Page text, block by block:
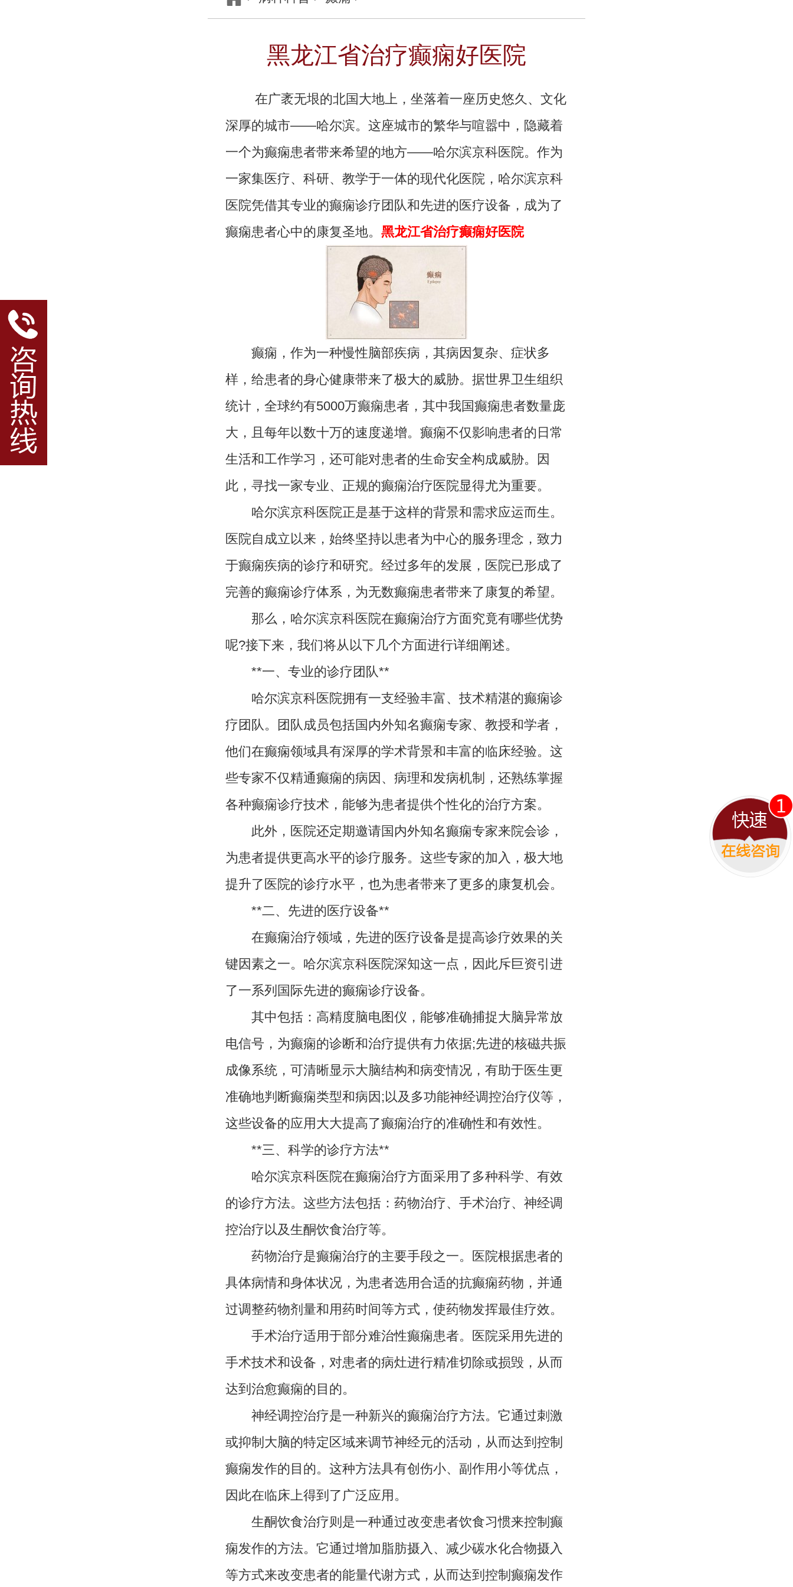
黑龙江省治疗癫痫好医院
在广袤无垠的北国大地上，坐落着一座历史悠久、文化
深厚的城市——哈尔滨。这座城市的繁华与喧嚣中，隐藏着
一个为癫痫患者带来希望的地方——哈尔滨京科医院。作为
一家集医疗、科研、教学于一体的现代化医院，哈尔滨京科
医院凭借其专业的癫痫诊疗团队和先进的医疗设备，成为了
癫痫患者心中的康复圣地。 黑龙江省治疗癫痫好医院
癫痫，作为一种慢性脑部疾病，其病因复杂、症状多
样，给患者的身心健康带来了极大的威胁。据世界卫生组织
统计，全球约有5000万癫痫患者，其中我国癫痫患者数量庞
大，且每年以数十万的速度递增。癫痫不仅影响患者的日常
生活和工作学习，还可能对患者的生命安全构成威胁。因
此，寻找一家专业、正规的癫痫治疗医院显得尤为重要。
哈尔滨京科医院正是基于这样的背景和需求应运而生。
医院自成立以来，始终坚持以患者为中心的服务理念，致力
于癫痫疾病的诊疗和研究。经过多年的发展，医院已形成了
完善的癫痫诊疗体系，为无数癫痫患者带来了康复的希望。
那么，哈尔滨京科医院在癫痫治疗方面究竟有哪些优势
呢?接下来，我们将从以下几个方面进行详细阐述。
**一、专业的诊疗团队**
哈尔滨京科医院拥有一支经验丰富、技术精湛的癫痫诊
疗团队。团队成员包括国内外知名癫痫专家、教授和学者，
他们在癫痫领域具有深厚的学术背景和丰富的临床经验。这
些专家不仅精通癫痫的病因、病理和发病机制，还熟练掌握
各种癫痫诊疗技术，能够为患者提供个性化的治疗方案。
此外，医院还定期邀请国内外知名癫痫专家来院会诊，
为患者提供更高水平的诊疗服务。这些专家的加入，极大地
提升了医院的诊疗水平，也为患者带来了更多的康复机会。
**二、先进的医疗设备**
在癫痫治疗领域，先进的医疗设备是提高诊疗效果的关
键因素之一。哈尔滨京科医院深知这一点，因此斥巨资引进
了一系列国际先进的癫痫诊疗设备。
其中包括：高精度脑电图仪，能够准确捕捉大脑异常放
电信号，为癫痫的诊断和治疗提供有力依据;先进的核磁共振
成像系统，可清晰显示大脑结构和病变情况，有助于医生更
准确地判断癫痫类型和病因;以及多功能神经调控治疗仪等，
这些设备的应用大大提高了癫痫治疗的准确性和有效性。
**三、科学的诊疗方法**
哈尔滨京科医院在癫痫治疗方面采用了多种科学、有效
的诊疗方法。这些方法包括：药物治疗、手术治疗、神经调
控治疗以及生酮饮食治疗等。
药物治疗是癫痫治疗的主要手段之一。医院根据患者的
具体病情和身体状况，为患者选用合适的抗癫痫药物，并通
过调整药物剂量和用药时间等方式，使药物发挥最佳疗效。
手术治疗适用于部分难治性癫痫患者。医院采用先进的
手术技术和设备，对患者的病灶进行精准切除或损毁，从而
达到治愈癫痫的目的。
神经调控治疗是一种新兴的癫痫治疗方法。它通过刺激
或抑制大脑的特定区域来调节神经元的活动，从而达到控制
癫痫发作的目的。这种方法具有创伤小、副作用小等优点，
因此在临床上得到了广泛应用。
生酮饮食治疗则是一种通过改变患者饮食习惯来控制癫
痫发作的方法。它通过增加脂肪摄入、减少碳水化合物摄入
等方式来改变患者的能量代谢方式，从而达到控制癫痫发作